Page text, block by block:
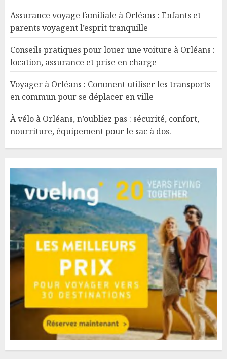
Assurance voyage familiale à Orléans : Enfants et
parents voyagent l’esprit tranquille
Conseils pratiques pour louer une voiture à Orléans :
location, assurance et prise en charge
Voyager à Orléans : Comment utiliser les transports
en commun pour se déplacer en ville
À vélo à Orléans, n’oubliez pas : sécurité, confort,
nourriture, équipement pour le sac à dos.